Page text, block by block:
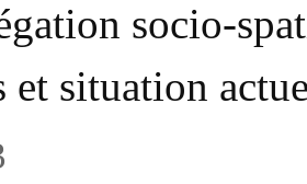
socio-
et situation